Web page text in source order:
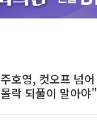
주호영, 컷오프 넘
몰락 되풀이 말아야"